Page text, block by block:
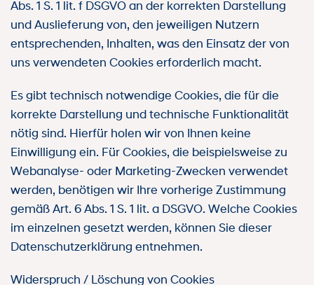
Abs. 1 S. 1 lit. f DSGVO an der korrekten Darstellung
und Auslieferung von, den jeweiligen Nutzern
entsprechenden, Inhalten, was den Einsatz der von
uns verwendeten Cookies erforderlich macht.
Es gibt technisch notwendige Cookies, die für die
korrekte Darstellung und technische Funktionalität
nötig sind. Hierfür holen wir von Ihnen keine
Einwilligung ein. Für Cookies, die beispielsweise zu
Webanalyse- oder Marketing-Zwecken verwendet
werden, benötigen wir Ihre vorherige Zustimmung
gemäß Art. 6 Abs. 1 S. 1 lit. a DSGVO. Welche Cookies
im einzelnen gesetzt werden, können Sie dieser
Datenschutzerklärung entnehmen.
Widerspruch / Löschung von Cookies